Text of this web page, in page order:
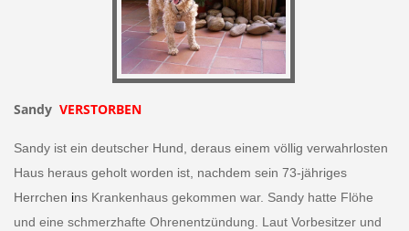
Sandy VERSTORBEN
Sandy ist ein deutscher Hund, deraus einem völlig verwahrlosten
Haus heraus geholt worden ist, nachdem sein 73-jähriges
Herrchen ins Krankenhaus gekommen war. Sandy hatte Flöhe
und eine schmerzhafte Ohrenentzündung. Laut Vorbesitzer und